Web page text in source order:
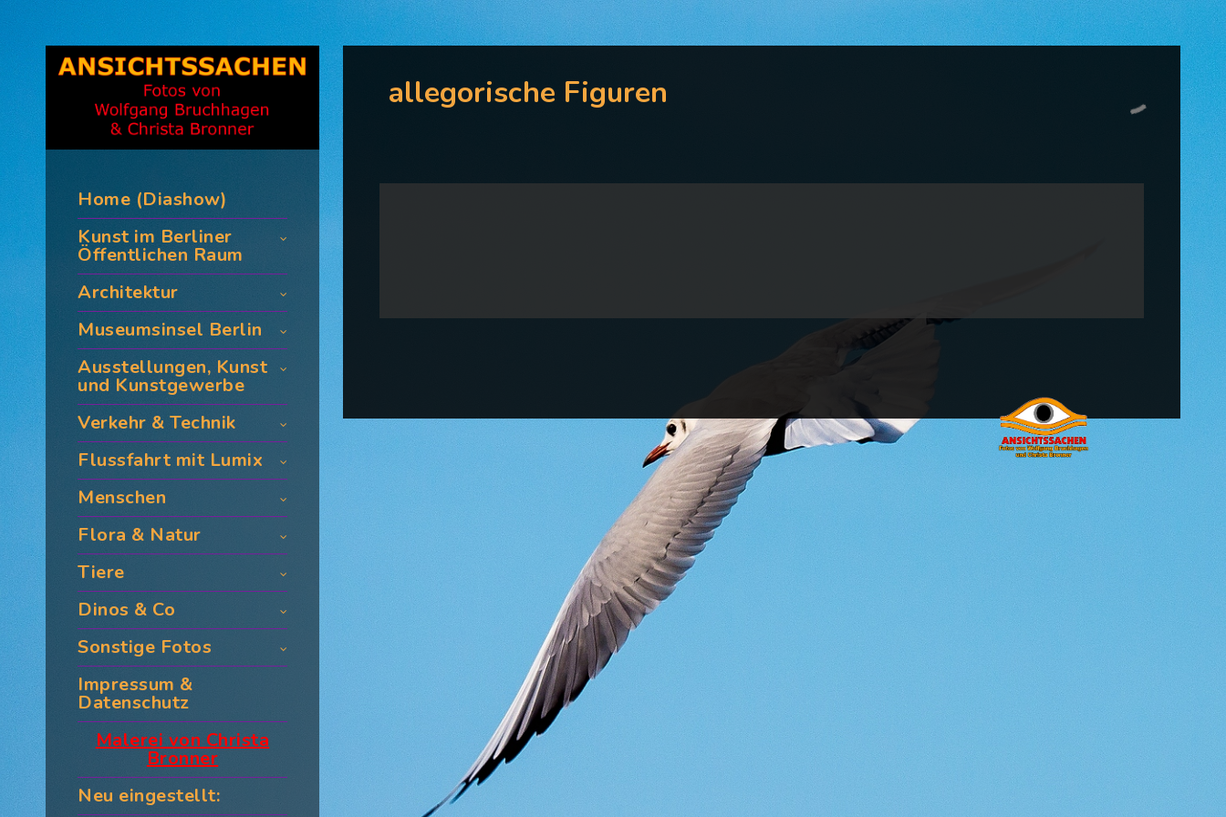
Home (Diashow)
Kunst im Berliner
Öffentlichen Raum
Architektur
Museumsinsel Berlin
Ausstellungen, Kunst
und Kunstgewerbe
Verkehr & Technik
Flussfahrt mit Lumix
Menschen
Flora & Natur
Tiere
Dinos & Co
Sonstige Fotos
Impressum &
Datenschutz
Malerei von Christa
Bronner
Neu eingestellt:
allegorische Figuren